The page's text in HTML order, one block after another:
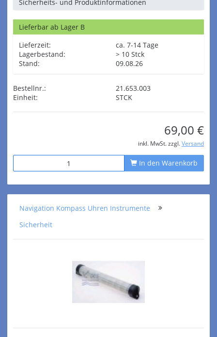
Sicherheits- und Produktinformationen
Lieferbar ab Lager B
Lieferzeit:
ca. 7-14 Tage
Lagerbestand:
> 10 Stck
Stand:
09.08.26
Bestellnr.:
21.653.003
Einheit:
STCK
69,00 €
inkl. MwSt. zzgl. Versand
In den Warenkorb
Navigation Kompass Uhren Instrumente
Sicherheit